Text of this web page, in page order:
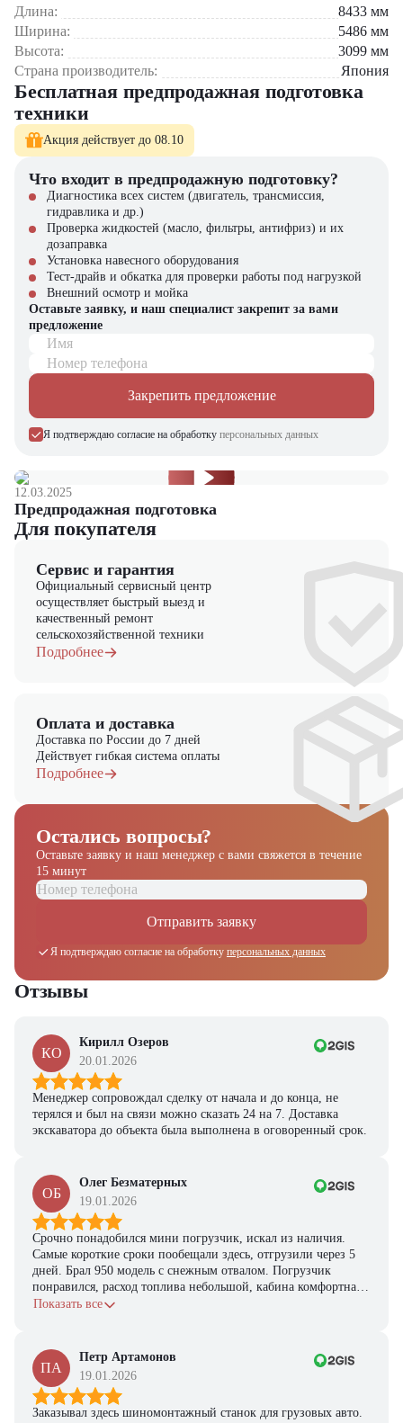
Экономичность
эксплуатационные затраты
Комфорт оператора
эргономичная кабина с
климат-контролем
Долговечность
Строительство и ремонт автомагистралей
Профилирование грунтовых дорог и насыпей
Подготовка строительных площадок
Содержание дорожного покрытия
Аэродромное строительство
Зимнее содержание дорог
5 причин выбрать Komatsu 830B:
Японское качество – надежность и долговечность
Высокая производительность – мощный двигатель и широкая
зона обработки
Точность работ – современная система управления
Комфорт – удобное рабочее место оператора
"ЦТО"
– официальном дилере Komatsu. Мы предлагаем: новые
машины с полным пакетом документов; оригинальные запчасти и
сервисное обслуживание; гибкие условия покупки и гарантийную
поддержку.
складской и специальной техники, а также навесное оборудование
и запчасти. Обращайтесь к нашим специалистам – мы поможем
подобрать оптимальное решение для ваших задач!
Длина:
8433 мм
Ширина:
5486 мм
Высота:
3099 мм
Страна производитель:
Япония
Бесплатная предпродажная подготовка
техники
Акция действует до 08.10
Что входит в предпродажную подготовку?
Диагностика всех систем (двигатель, трансмиссия,
гидравлика и др.)
Проверка жидкостей (масло, фильтры, антифриз) и их
дозаправка
Установка навесного оборудования
Тест-драйв и обкатка для проверки работы под нагрузкой
Внешний осмотр и мойка
Оставьте заявку, и наш специалист закрепит за вами
предложение
Имя
Номер телефона
Закрепить предложение
Я подтверждаю согласие на обработку персональных данных
12.03.2025
Предпродажная подготовка
Для покупателя
Сервис и гарантия
Официальный сервисный центр
осуществляет быстрый выезд и
качественный ремонт
сельскохозяйственной техники
Подробнее
Оплата и доставка
Доставка по России до 7 дней
Действует гибкая система оплаты
Подробнее
Остались вопросы?
Оставьте заявку и наш менеджер с вами свяжется в течение
15 минут
Отправить заявку
Я подтверждаю согласие на обработку персональных данных
Отзывы
КО
Кирилл Озеров
20.01.2026
Менеджер сопровождал сделку от начала и до конца, не
терялся и был на связи можно сказать 24 на 7. Доставка
экскаватора до объекта была выполнена в оговоренный срок.
ОБ
Олег Безматерных
19.01.2026
Срочно понадобился мини погрузчик, искал из наличия.
Самые короткие сроки пообещали здесь, отгрузили через 5
дней. Брал 950 модель с снежным отвалом. Погрузчик
понравился, расход топлива небольшой, кабина комфортная,
с задачами справляется.
Показать все
ПА
Петр Артамонов
19.01.2026
Заказывал здесь шиномонтажный станок для грузовых авто.
Получите выгодное
предложение на спецтехнику
Ответьте на несколько вопросов — мы предоставим
Получить предложение